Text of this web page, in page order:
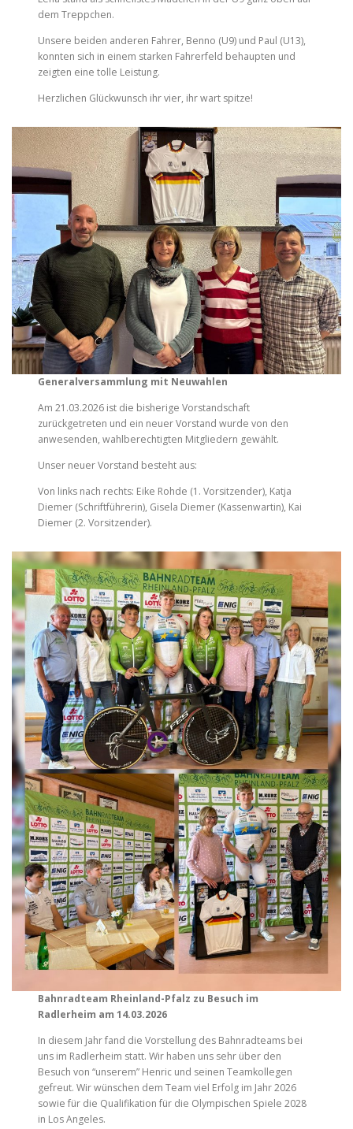
dem Treppchen.
Unsere beiden anderen Fahrer, Benno (U9) und Paul (U13),
konnten sich in einem starken Fahrerfeld behaupten und
zeigten eine tolle Leistung.
Herzlichen Glückwunsch ihr vier, ihr wart spitze!
Generalversammlung mit Neuwahlen
Am 21.03.2026 ist die bisherige Vorstandschaft
zurückgetreten und ein neuer Vorstand wurde von den
anwesenden, wahlberechtigten Mitgliedern gewählt.
Unser neuer Vorstand besteht aus:
Von links nach rechts: Eike Rohde (1. Vorsitzender), Katja
Diemer (Schriftführerin), Gisela Diemer (Kassenwartin), Kai
Diemer (2. Vorsitzender).
Bahnradteam Rheinland-Pfalz zu Besuch im
Radlerheim am 14.03.2026
In diesem Jahr fand die Vorstellung des Bahnradteams bei
uns im Radlerheim statt. Wir haben uns sehr über den
Besuch von “unserem” Henric und seinen Teamkollegen
gefreut. Wir wünschen dem Team viel Erfolg im Jahr 2026
sowie für die Qualifikation für die Olympischen Spiele 2028
in Los Angeles.